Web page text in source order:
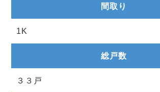
間取り
1K
総戸数
３３戸